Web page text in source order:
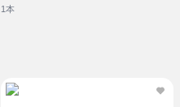
1本